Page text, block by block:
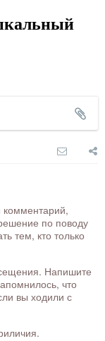
комментарий,
по поводу
тем, кто только
Напишите
что
вы ходили с